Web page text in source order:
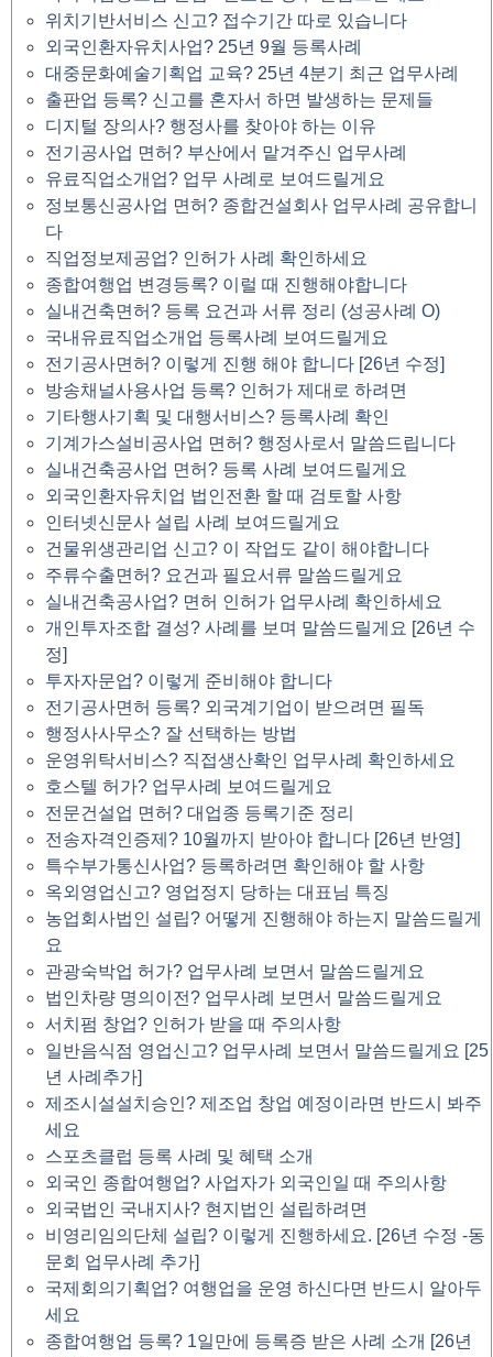
위치기반서비스 신고? 접수기간 따로 있습니다
외국인환자유치사업? 25년 9월 등록사례
대중문화예술기획업 교육? 25년 4분기 최근 업무사례
출판업 등록? 신고를 혼자서 하면 발생하는 문제들
디지털 장의사? 행정사를 찾아야 하는 이유
전기공사업 면허? 부산에서 맡겨주신 업무사례
유료직업소개업? 업무 사례로 보여드릴게요
정보통신공사업 면허? 종합건설회사 업무사례 공유합니
다
직업정보제공업? 인허가 사례 확인하세요
종합여행업 변경등록? 이럴 때 진행해야합니다
실내건축면허? 등록 요건과 서류 정리 (성공사례 O)
국내유료직업소개업 등록사례 보여드릴게요
전기공사면허? 이렇게 진행 해야 합니다 [26년 수정]
방송채널사용사업 등록? 인허가 제대로 하려면
기타행사기획 및 대행서비스? 등록사례 확인
기계가스설비공사업 면허? 행정사로서 말씀드립니다
실내건축공사업 면허? 등록 사례 보여드릴게요
외국인환자유치업 법인전환 할 때 검토할 사항
인터넷신문사 설립 사례 보여드릴게요
건물위생관리업 신고? 이 작업도 같이 해야합니다
주류수출면허? 요건과 필요서류 말씀드릴게요
실내건축공사업? 면허 인허가 업무사례 확인하세요
개인투자조합 결성? 사례를 보며 말씀드릴게요 [26년 수
정]
투자자문업? 이렇게 준비해야 합니다
전기공사면허 등록? 외국계기업이 받으려면 필독
행정사사무소? 잘 선택하는 방법
운영위탁서비스? 직접생산확인 업무사례 확인하세요
호스텔 허가? 업무사례 보여드릴게요
전문건설업 면허? 대업종 등록기준 정리
전송자격인증제? 10월까지 받아야 합니다 [26년 반영]
특수부가통신사업? 등록하려면 확인해야 할 사항
옥외영업신고? 영업정지 당하는 대표님 특징
농업회사법인 설립? 어떻게 진행해야 하는지 말씀드릴게
요
관광숙박업 허가? 업무사례 보면서 말씀드릴게요
법인차량 명의이전? 업무사례 보면서 말씀드릴게요
서치펌 창업? 인허가 받을 때 주의사항
일반음식점 영업신고? 업무사례 보면서 말씀드릴게요 [25
년 사례추가]
제조시설설치승인? 제조업 창업 예정이라면 반드시 봐주
세요
스포츠클럽 등록 사례 및 혜택 소개
외국인 종합여행업? 사업자가 외국인일 때 주의사항
외국법인 국내지사? 현지법인 설립하려면
비영리임의단체 설립? 이렇게 진행하세요. [26년 수정 -동
문회 업무사례 추가]
국제회의기획업? 여행업을 운영 하신다면 반드시 알아두
세요
종합여행업 등록? 1일만에 등록증 받은 사례 소개 [26년